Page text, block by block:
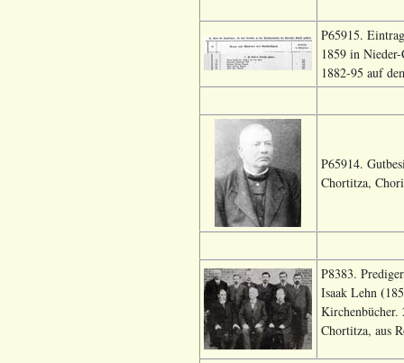
P65915.
1859 in
1882-95 auf
P65914.
Chortitza,
P8383.
Isaak Lehn (
Chortitza, aus